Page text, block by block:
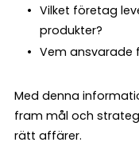
Vilket företag
produkter?
Vem ansvarade
Med denna
fram mål och
rätt affärer.